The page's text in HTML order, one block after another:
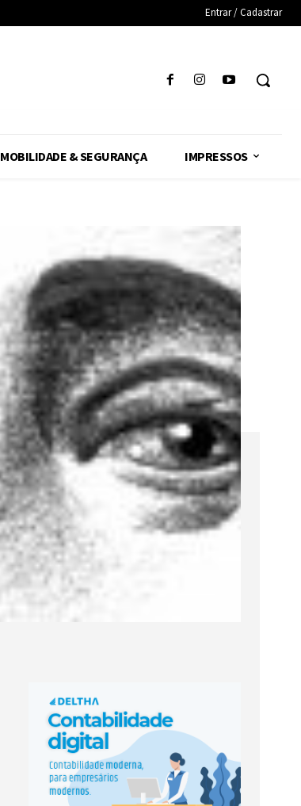
Entrar / Cadastrar
MOBILIDADE & SEGURANÇA IMPRESSOS